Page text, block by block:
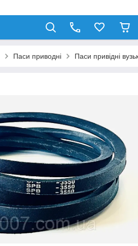
Паси приводні Паси привідні